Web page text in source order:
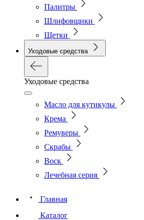
Палитры
Шлифовщики
Щетки
Уходовые средства
Уходовые средства
Масло для кутикулы
Крема
Ремуверы
Скрабы
Воск
Лечебная серия
Главная
Каталог